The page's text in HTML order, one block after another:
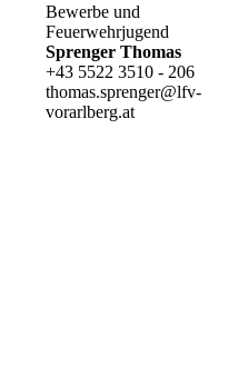
Bewerbe und
Feuerwehrjugend
Sprenger Thomas
+43 5522 3510 - 206
thomas.sprenger@lfv-
vorarlberg.at